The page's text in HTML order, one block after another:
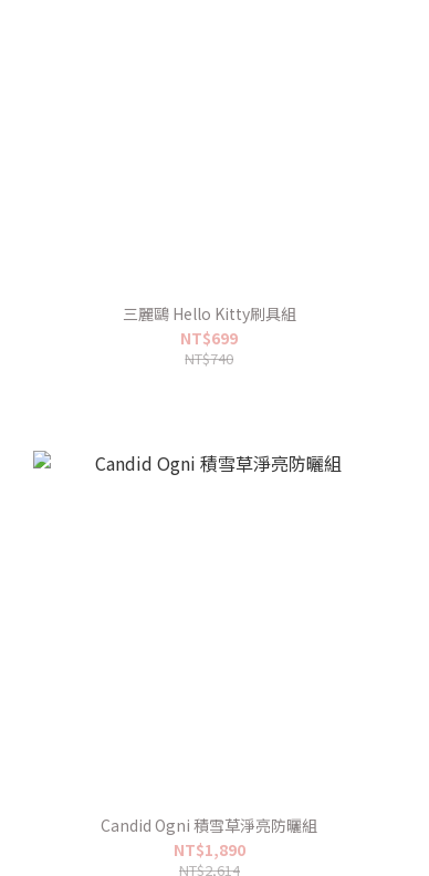
三麗鷗 Hello Kitty刷具組
NT$699
NT$740
Candid Ogni 積雪草淨亮防曬組
NT$1,890
NT$2,614